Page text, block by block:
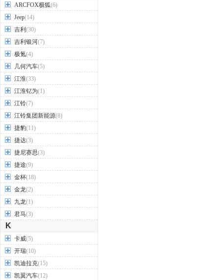
ARCFOX极狐(6)
Jeep(14)
吉利 (30)
吉利银河(7)
极氪(4)
几何汽车(5)
江淮(33)
江淮钇为(1)
江铃(7)
江铃集团新能源(8)
捷豹(11)
捷达(3)
捷尼赛思(3)
捷途(9)
金杯(18)
金龙(2)
九龙(1)
君马(3)
K
卡威(5)
开瑞(10)
凯迪拉克(15)
凯翼汽车(12)